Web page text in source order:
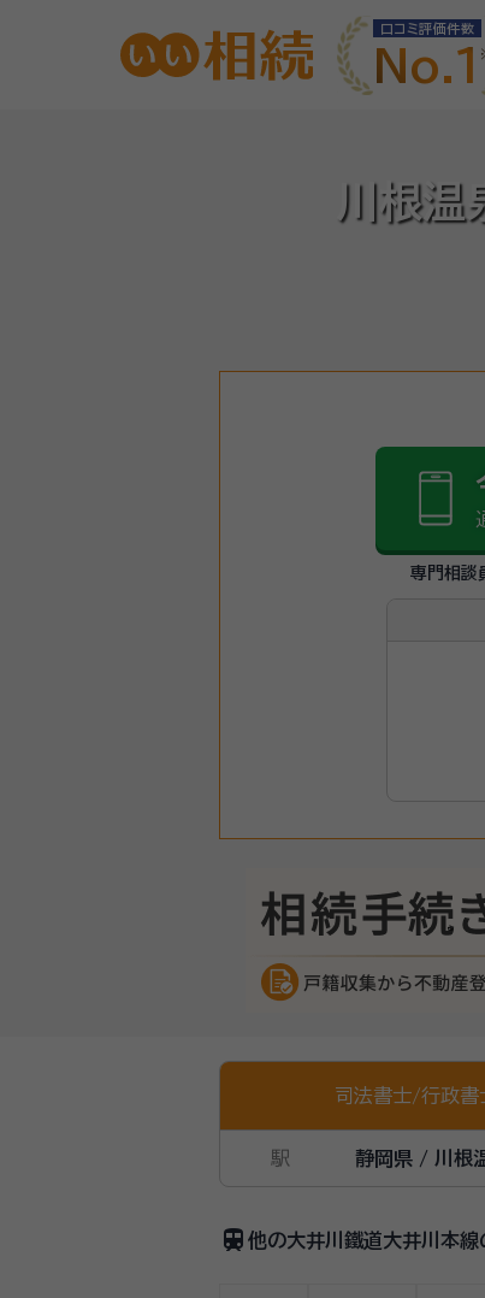
口コミ評価件数
No.1
川根
専門相談
司法書士/行政書
駅 静岡県 / 川根
train 他の大井川鐵道大井川本線